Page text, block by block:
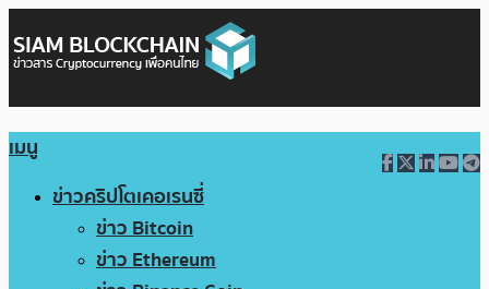
เมนู
ข่าวคริปโตเคอเรนซี่
ข่าว Bitcoin
ข่าว Ethereum